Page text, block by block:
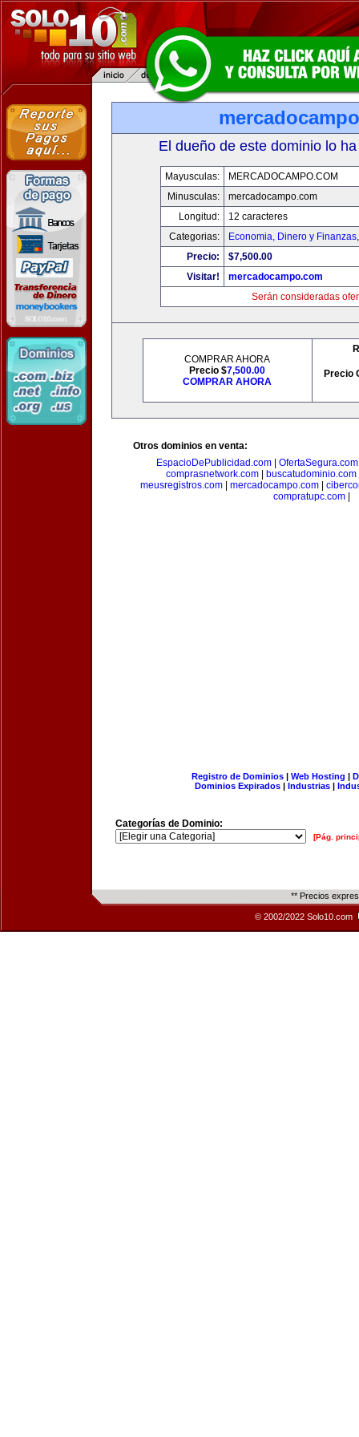
El dueño de este dominio lo
Mayusculas:
MERCADOCAMPO.COM
Minusculas:
mercadocampo.com
Longitud:
12 caracteres
Categorias:
Economia, Dinero y Finanzas
Precio:
$7,500.00
Visitar!
mercadocampo.com
Serán consideradas
COMPRAR AHORA
Precio $7,500.00
COMPRAR AHORA
Precio
Otros dominios en venta:
EspacioDePublicidad.com| OfertaSegura.com
comprasnetwork.com
buscatudominio.com
meusregistros.com| mercadocampo.com|
compratupc.com
Registro de Dominios| Web Hosting |
Dominios Expirados | Industrias |
Categorías de Dominio:
[Pág.
** Precios
© 2002/2022 Solo10.com